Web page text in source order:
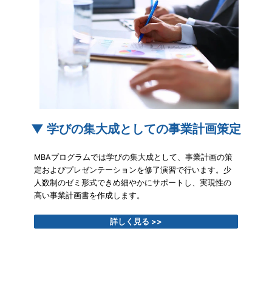
▼ 学びの集大成としての事業計画策定
MBAプログラムでは学びの集大成として、事業計画の策
定およびプレゼンテーションを修了演習で行います。少
人数制のゼミ形式できめ細やかにサポートし、実現性の
高い事業計画書を作成します。
詳しく見る >>